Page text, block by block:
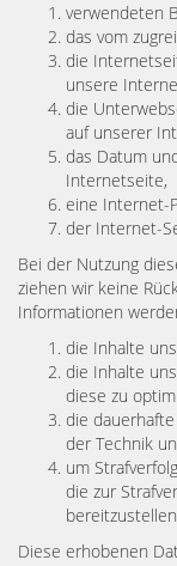
verwendeten
das vom
die
unsere
die
auf unserer
das Datum
Internetseite,
eine Internet-
der Internet-
Bei der Nutzung
ziehen wir keine
Informationen
die Inhalte
die Inhalte
diese zu
die
der Technik
um
die zur
Diese erhobenen